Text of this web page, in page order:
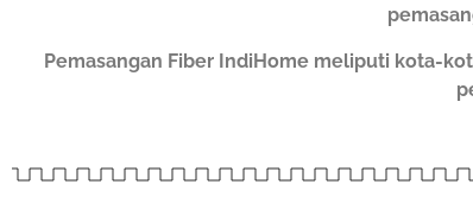
Pemasangan Fiber IndiHome meliputi kota-